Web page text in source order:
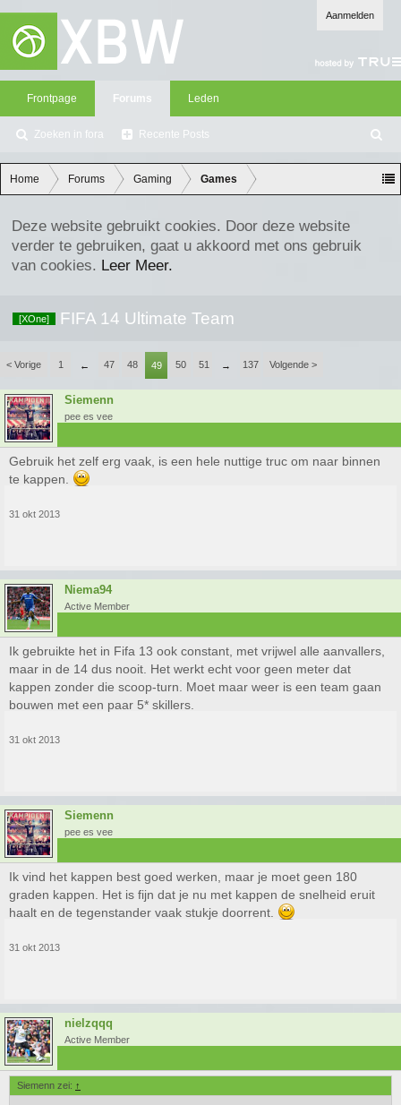
Aanmelden
Frontpage Forums
Zoeken in fora Recente Posts
Leden
oe
ke
n
Home Forums Gaming Games
Deze website gebruikt cookies. Door deze website
verder te gebruiken, gaat u akkoord met ons gebruik
van cookies. Leer Meer.
[XOne] FIFA 14 Ultimate Team
< Vorige 1 ← 47 48 49 50 51 → 137 Volgende >
Siemenn
pee es vee
Gebruik het zelf erg vaak, is een hele nuttige truc om naar binnen
te kappen.
31 okt 2013
Niema94
Active Member
Ik gebruikte het in Fifa 13 ook constant, met vrijwel alle aanvallers,
maar in de 14 dus nooit. Het werkt echt voor geen meter dat
kappen zonder die scoop-turn. Moet maar weer is een team gaan
bouwen met een paar 5* skillers.
31 okt 2013
Siemenn
pee es vee
Ik vind het kappen best goed werken, maar je moet geen 180
graden kappen. Het is fijn dat je nu met kappen de snelheid eruit
haalt en de tegenstander vaak stukje doorrent.
31 okt 2013
nielzqqq
Active Member
Siemenn zei: ↑